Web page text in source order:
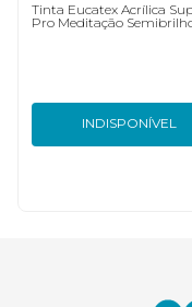
Tinta Eucatex Acrílica
Pro Meditação
INDISPONÍVEL